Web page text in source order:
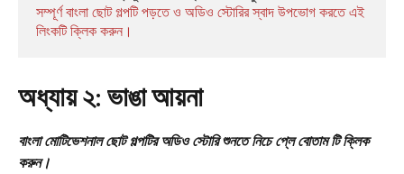
সম্পূর্ণ বাংলা ছোট গল্পটি পড়তে ও অডিও স্টোরির স্বাদ উপভোগ করতে এই
লিংকটি ক্লিক করুন।
অধ্যায় ২: ভাঙা আয়না
বাংলা মোটিভেশনাল ছোট গল্পটির অডিও স্টোরি শুনতে নিচে প্লে বোতাম টি ক্লিক
করুন।